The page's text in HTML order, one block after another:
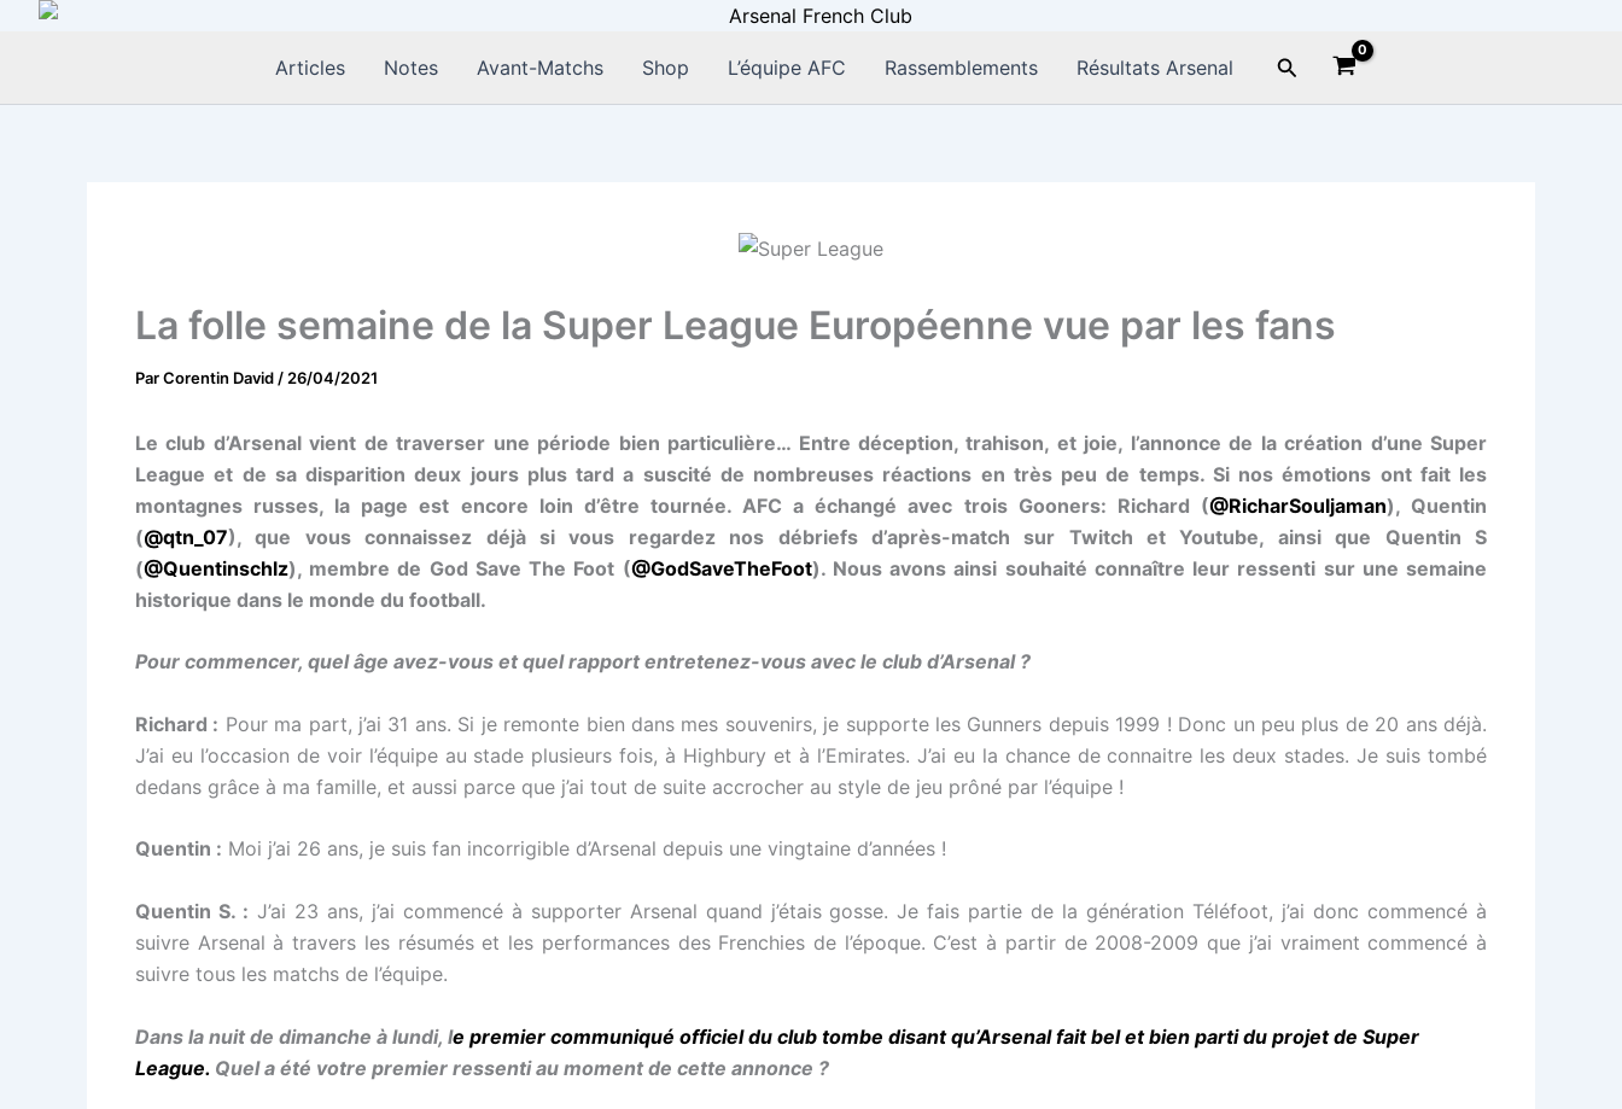
Aller
Articles Notes Avant-Matchs Shop L’équipe AFC Rassemblements Résultats Arsenal Rechercher
La folle semaine de la Super League Européenne vue par les fans
ParCorentin David / 26/04/2021
Le club d’Arsenal vient de traverser une période bien particulière… Entre déception, trahison, et joie, l’annonce de la création d’une Super
League et de sa disparition deux jours plus tard a suscité de nombreuses réactions en très peu de temps. Si nos émotions ont fait les
montagnes russes, la page est encore loin d’être tournée. AFC a échangé avec trois Gooners: Richard (@RicharSouljaman), Quentin
(@qtn_07), que vous connaissez déjà si vous regardez nos débriefs d’après-match sur Twitch et Youtube, ainsi que Quentin S
(@Quentinschlz), membre de God Save The Foot (@GodSaveTheFoot). Nous avons ainsi souhaité connaître leur ressenti sur une semaine
historique dans le monde du football.
Pour commencer, quel âge avez-vous et quel rapport entretenez-vous avec le club d’Arsenal ?
Richard : Pour ma part, j’ai 31 ans. Si je remonte bien dans mes souvenirs, je supporte les Gunners depuis 1999 ! Donc un peu plus de 20 ans déjà.
J’ai eu l’occasion de voir l’équipe au stade plusieurs fois, à Highbury et à l’Emirates. J’ai eu la chance de connaitre les deux stades. Je suis tombé
dedans grâce à ma famille, et aussi parce que j’ai tout de suite accrocher au style de jeu prôné par l’équipe !
Quentin : Moi j’ai 26 ans, je suis fan incorrigible d’Arsenal depuis une vingtaine d’années !
Quentin S. : J’ai 23 ans, j’ai commencé à supporter Arsenal quand j’étais gosse. Je fais partie de la génération Téléfoot, j’ai donc commencé à
suivre Arsenal à travers les résumés et les performances des Frenchies de l’époque. C’est à partir de 2008-2009 que j’ai vraiment commencé à
suivre tous les matchs de l’équipe.
Dans la nuit de dimanche à lundi, le premier communiqué officiel du club tombe disant qu’Arsenal fait bel et bien parti du projet de Super
League. Quel a été votre premier ressenti au moment de cette annonce ?